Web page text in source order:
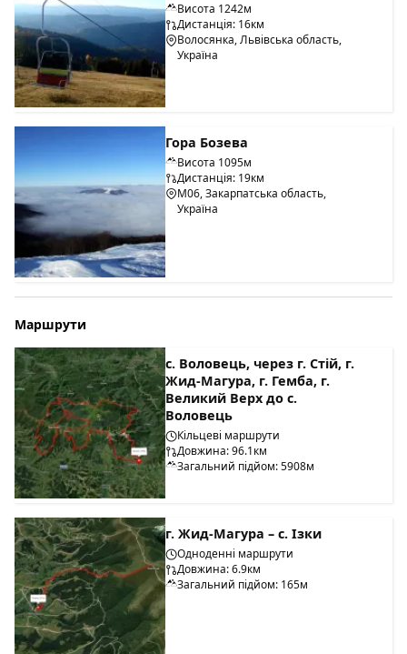
Висота 1242м
Дистанція: 16км
Волосянка, Львівська область,
Україна
Гора Бозева
Висота 1095м
Дистанція: 19км
М06, Закарпатська область,
Україна
Маршрути
с. Воловець, через г. Стій, г.
Жид-Магура, г. Гемба, г.
Великий Верх до с.
Воловець
Кільцеві маршрути
Довжина: 96.1км
Загальний підйом: 5908м
г. Жид-Магура – с. Ізки
Одноденні маршрути
Довжина: 6.9км
Загальний підйом: 165м